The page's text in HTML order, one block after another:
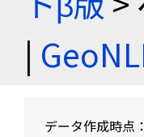
|
データ作成時点：